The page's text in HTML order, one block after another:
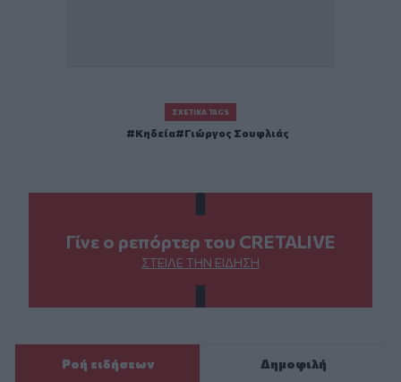
ΣΧΕΤΙΚΆ TAGS
Κηδεία Γιώργος Σουφλιάς
Γίνε ο ρεπόρτερ του CRETALIVE
ΣΤΕΊΛΕ ΤΗΝ ΕΊΔΗΣΗ
Ροή ειδήσεων Δημοφιλή